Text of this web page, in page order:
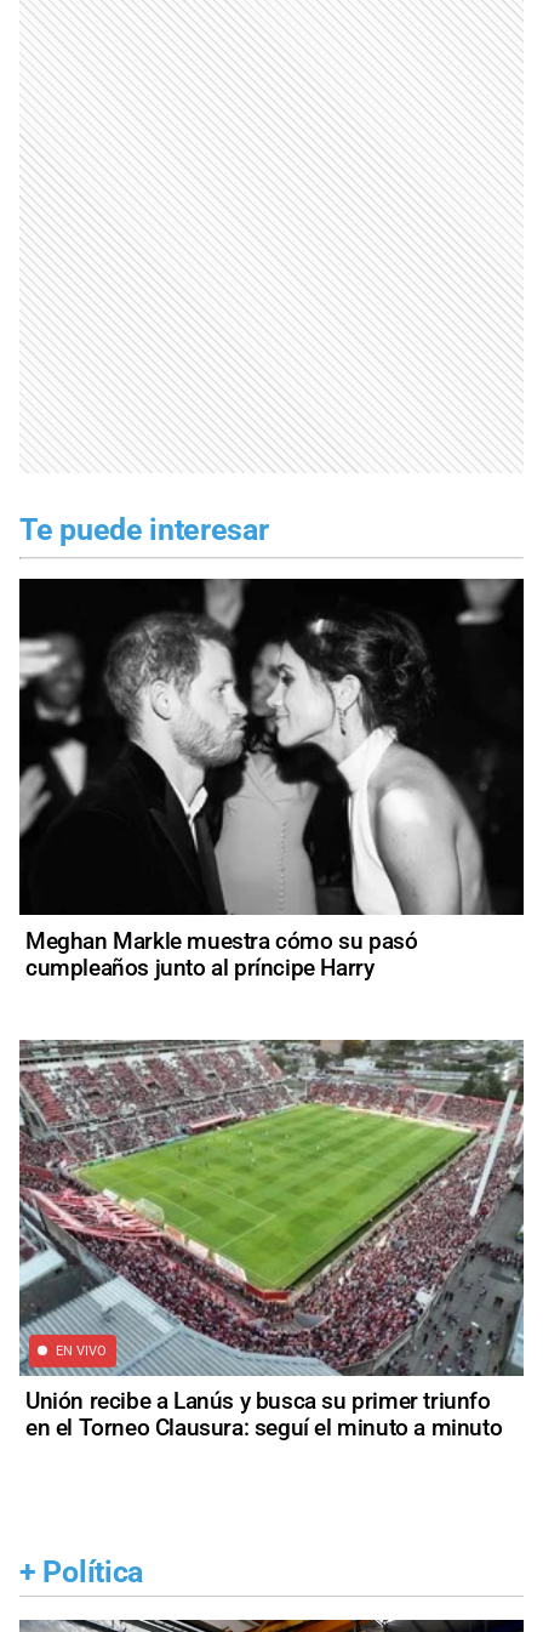
Te puede interesar
Meghan Markle muestra cómo su pasó
cumpleaños junto al príncipe Harry
EN VIVO
Unión recibe a Lanús y busca su primer triunfo
en el Torneo Clausura: seguí el minuto a minuto
+ Política